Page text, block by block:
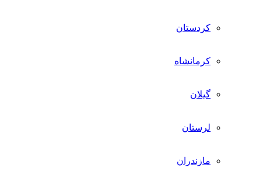
کردستان
کرمانشاه
گیلان
لرستان
مازندران